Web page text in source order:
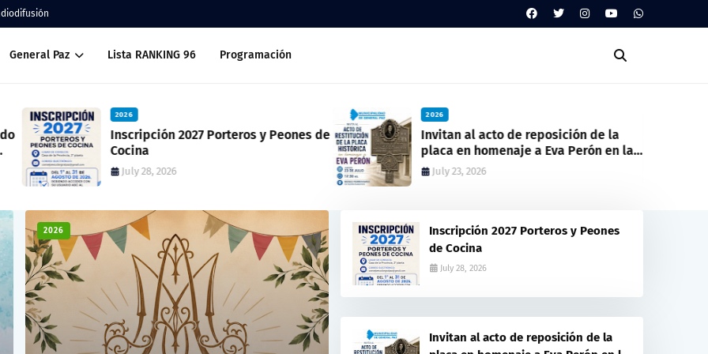
General Paz Lista RANKING 96 Programación
2026
Inscripción 2027 Porteros y Peones de
Cocina
July 28, 2026
2026
Invitan al acto de reposición de la
placa en homenaje a Eva Perón en la
ex estación del ferrocarril
July 23, 2026
2026
Inscripción 2027 Porteros y Peones
de Cocina
July 28, 2026
Invitan al acto de reposición de la